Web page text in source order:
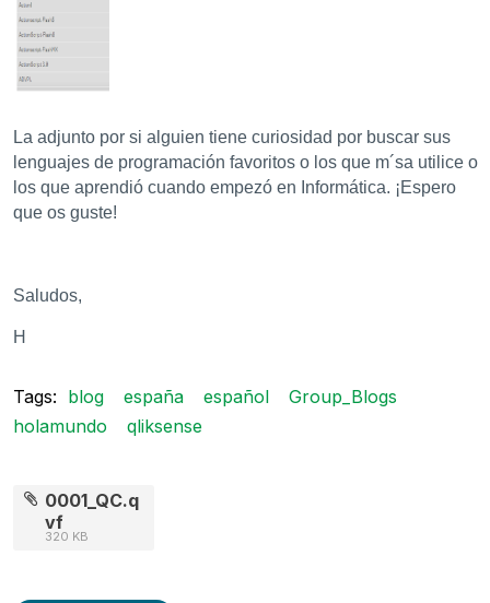
La adjunto por si alguien tiene curiosidad por buscar sus
lenguajes de programación favoritos o los que m´sa utilice o
los que aprendió cuando empezó en Informática. ¡Espero
que os guste!
Saludos,
H
Tags: blog españa español
Group_Blogs
holamundo
qliksense
0001_QC.q
vf
320 KB